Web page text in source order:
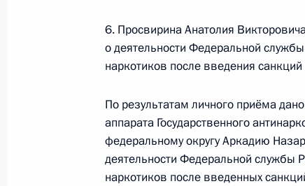
аппарата Государственного
Управления по Центральному
в Приёмной Президента
15 октября 2013 года, 18:25
10 октября 2013 года, четверг
6. Просвирина Анатолия
о деятельности Федеральной
наркотиков после введения
По результатам личного приёма
аппарата Государственного
федеральному округу Аркадию
деятельности Федеральной службы
наркотиков после введенных